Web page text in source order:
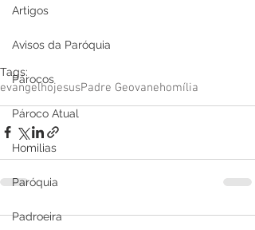
Artigos
Avisos da Paróquia
Párocos
Pároco Atual
Homilias
Paróquia
Padroeira
Tags:
evangelhojesusPadre Geovanehomília